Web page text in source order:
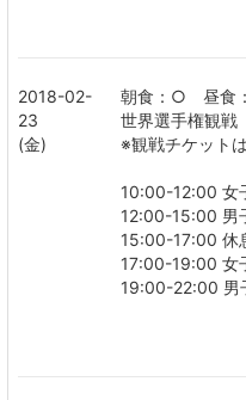
2018-02-
23
(金)
朝食：○ 昼食
世界選手権観戦
※観戦チケット
10:00-12:00 女
12:00-15:00 男
15:00-17:00 休
17:00-19:00 女
19:00-22:00 男